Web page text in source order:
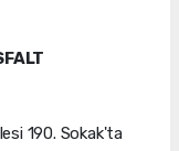
190. Sokak'ta